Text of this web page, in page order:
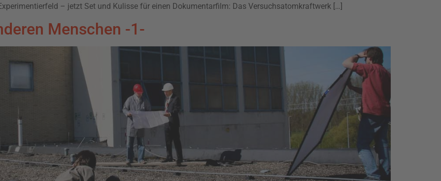
– jetzt Set und Kulisse für einen Dokumentarfilm: Das Versuchsatomkraftwerk […]
Menschen -1-